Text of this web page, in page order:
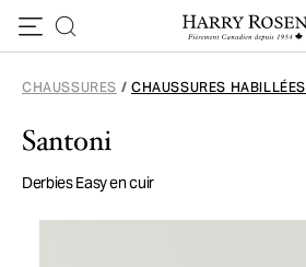
CHAUSSURES / CHAUSSURES HABILLÉES
Santoni
Derbies Easy en cuir